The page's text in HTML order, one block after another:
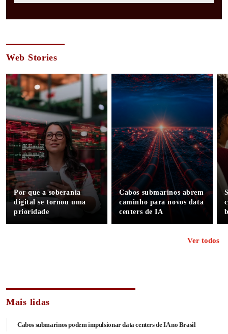
Web Stories
Por que a soberania
digital se tornou uma
prioridade
Cabos submarinos abrem
caminho para novos data
centers de IA
Ver todos
Mais lidas
Cabos submarinos podem impulsionar data centers de IA no Brasil